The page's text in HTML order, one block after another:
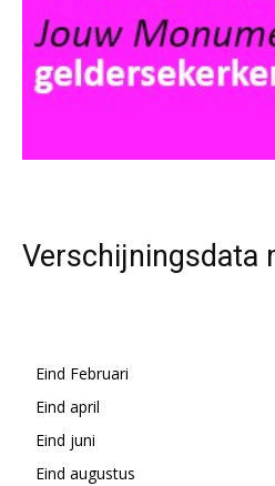
Verschijningsdata
Eind Februari
Eind april
Eind juni
Eind augustus